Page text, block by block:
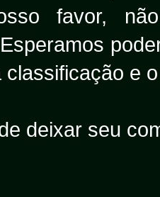
favor,
classificação e
deixar seu